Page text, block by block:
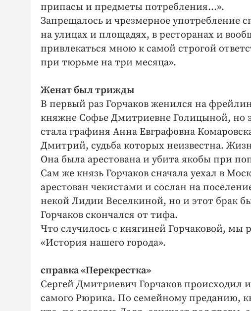
припасы и предметы потребления…».
Запрещалось и чрезмерное употребление
на улицах и площадях, в ресторанах и
привлекаться мною к самой строгой
при тюрьме на три месяца».
Женат был трижды
В первый раз Горчаков женился на
княжне Софье Дмитриевне Голицыной, но
стала графиня Анна Евграфовна
Дмитрий, судьба которых неизвестна.
Она была арестована и убита якобы при
Сам же князь Горчаков сначала уехал в
арестован чекистами и сослан на
некой Лидии Веселкиной, но и этот брак
Горчаков скончался от тифа.
Что случилось с княгиней Горчаковой,
«История нашего города».
справка «Перекрестка»
Сергей Дмитриевич Горчаков происходил
самого Рюрика. По семейному преданию,